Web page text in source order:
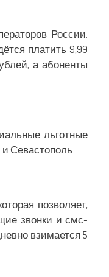
России.
платить 9,99
а абоненты
льготные
Севастополь.
позволяет,
звонки и смс-
взимается 5